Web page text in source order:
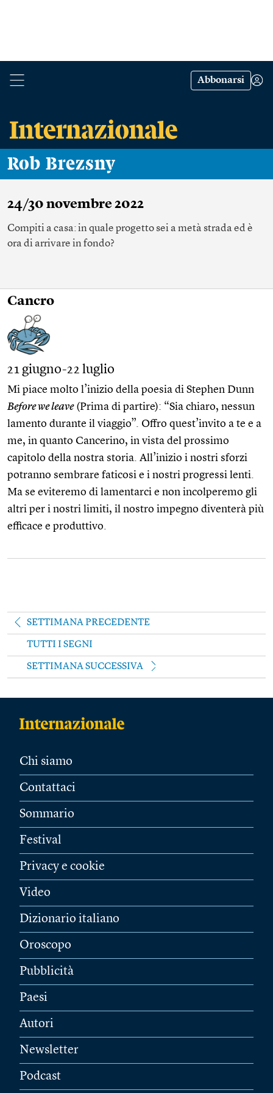
Abbonarsi
Rob Brezsny
24/30 novembre 2022
Compiti a casa: in quale progetto sei a metà strada ed è
ora di arrivare in fondo?
Cancro
21 giugno-22 luglio
Mi piace molto l’inizio della poesia di Stephen Dunn
Before we leave(Prima di partire): “Sia chiaro, nessun
lamento durante il viaggio”. Offro quest’invito a te e a
me, in quanto Cancerino, in vista del prossimo
capitolo della nostra storia. All’inizio i nostri sforzi
potranno sembrare faticosi e i nostri progressi lenti.
Ma se eviteremo di lamentarci e non incolperemo gli
altri per i nostri limiti, il nostro impegno diventerà più
efficace e produttivo.
SETTIMANA PRECEDENTE
TUTTI I SEGNI
SETTIMANA SUCCESSIVA
Chi siamo
Contattaci
Sommario
Festival
Privacy e cookie
Video
Dizionario italiano
Oroscopo
Pubblicità
Paesi
Autori
Newsletter
Podcast